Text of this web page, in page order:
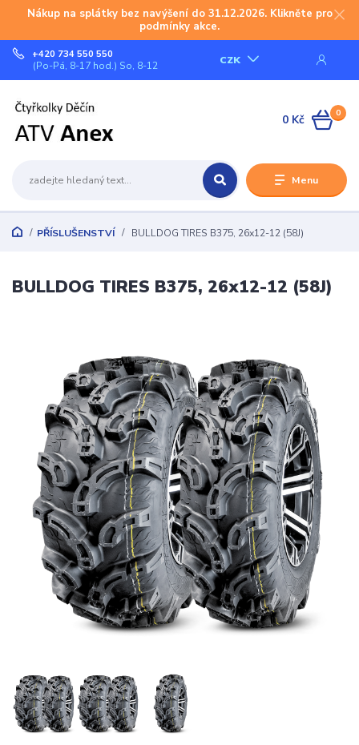
Nákup na splátky bez navýšení do 31.12.2026. Klikněte pro
podmínky akce.
Menu
CZK
+420 734 550 550
(Po-Pá, 8-17 hod.) So, 8-12
0
0 Kč
PŘÍSLUŠENSTVÍ BULLDOG TIRES B375, 26x12-12 (58J)
BULLDOG TIRES B375, 26x12-12 (58J)